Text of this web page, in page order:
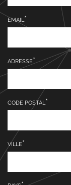
EMAIL
ADRESSE
CODE POSTAL
VILLE